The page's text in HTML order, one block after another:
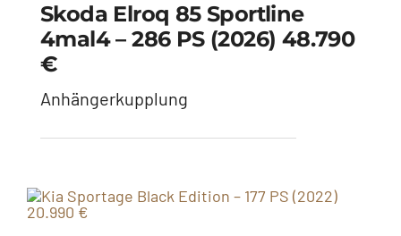
Skoda Elroq 85 Sportline
4mal4 – 286 PS (2026) 48.790
€
Anhängerkupplung